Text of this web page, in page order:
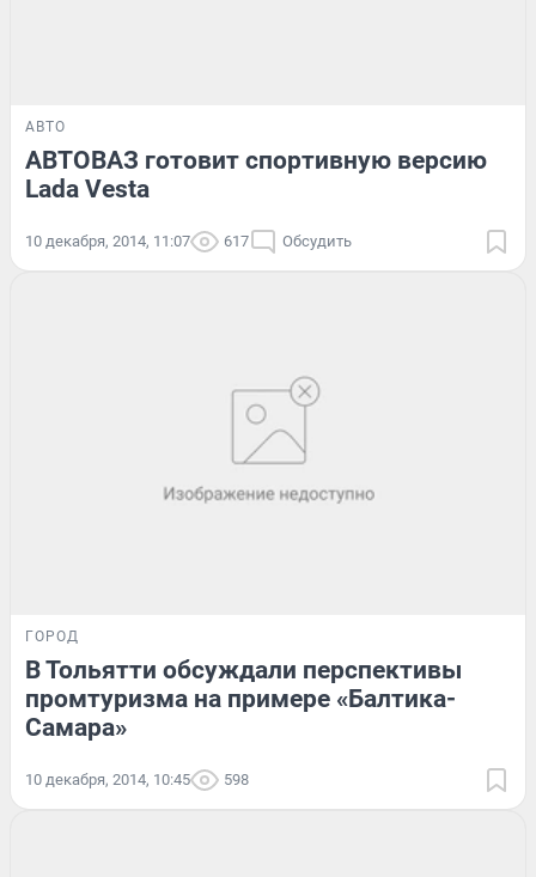
АВТО
АВТОВАЗ готовит спортивную версию
Lada Vesta
10 декабря, 2014, 11:07 617 Обсудить
ГОРОД
В Тольятти обсуждали перспективы
промтуризма на примере «Балтика-
Самара»
10 декабря, 2014, 10:45 598